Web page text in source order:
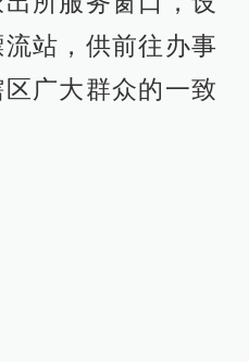
站，供前往办事
广大群众的一致